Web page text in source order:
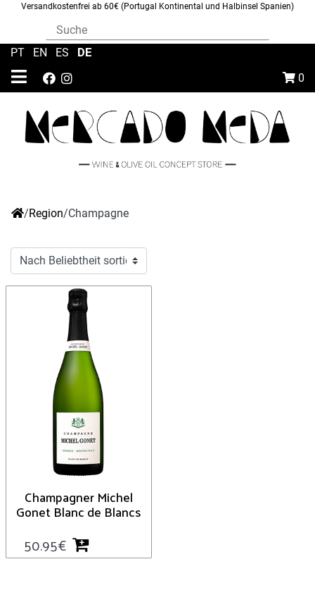
Versandkostenfrei ab 60€ (Portugal Kontinental und Halbinsel Spanien)
0
PT EN ES DE
/Region/Champagne
Champagner Michel
Gonet Blanc de Blancs
50.95€